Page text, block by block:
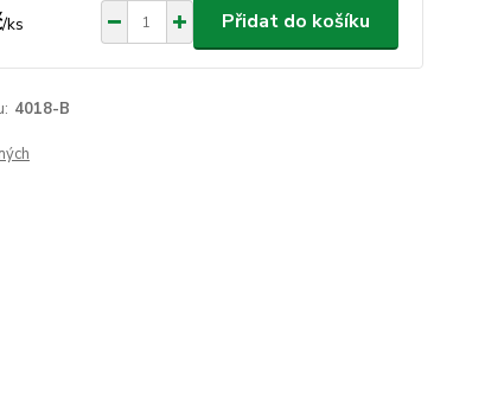
/ks Přidat do košíku
4018-B